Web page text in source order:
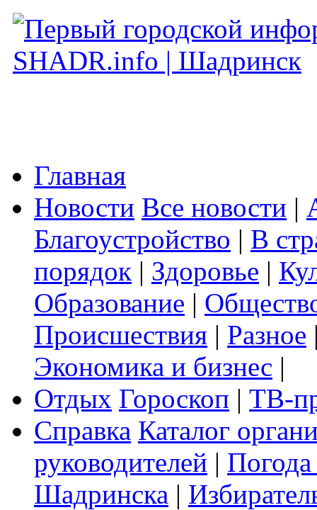
Главная
Новости Все новости |
Благоустройство | В
порядок | Здоровье |
Образование |
Происшествия | Разное
Экономика и бизнес |
Отдых Гороскоп | ТВ-
Справка Каталог
руководителей |
Шадринска |